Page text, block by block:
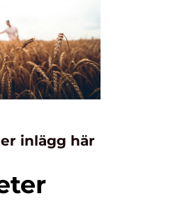
inlägg här